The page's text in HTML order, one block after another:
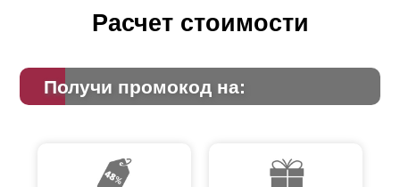
Расчет стоимости
Получи промокод на: